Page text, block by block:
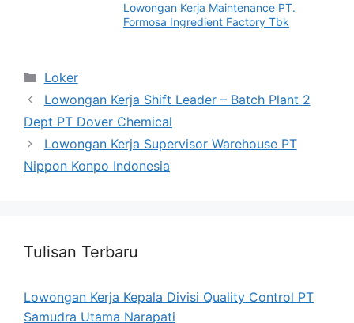
Lowongan Kerja Maintenance PT.
Formosa Ingredient Factory Tbk
Categories
Loker
Lowongan Kerja Shift Leader – Batch Plant 2
Dept PT Dover Chemical
Lowongan Kerja Supervisor Warehouse PT
Nippon Konpo Indonesia
Tulisan Terbaru
Lowongan Kerja Kepala Divisi Quality Control PT
Samudra Utama Narapati